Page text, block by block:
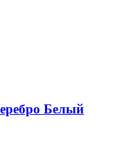
Белый